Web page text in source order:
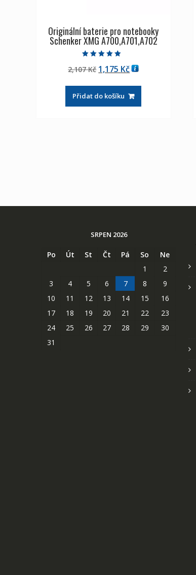
Originální baterie pro notebooky
Schenker XMG A700,A701,A702
5.00
z 5
2,107Kč Původní
byla:
2,107 Kč
1,175 KčAktuální
je:
1,175 Kč
Přidat do košíku
SRPEN 2026
Po Út St Čt Pá So
Ne
1
2
3
4 5 6 7 8
9
10
11 12 13 14 15
16
17
18 19 20 21 22
23
24
25 26 27 28 29
30
31